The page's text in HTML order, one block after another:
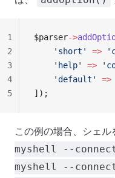
$parser->
    'short'
=>
    'help'
=>
    'default'
=>
]);
1
2
3
4
5
この例の場合、シェ
myshell --
myshell --